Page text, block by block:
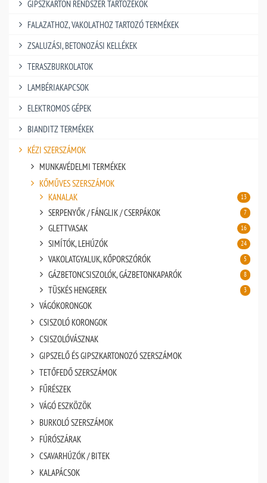
GIPSZKARTON RENDSZER TARTOZÉKOK
FALAZATHOZ, VAKOLATHOZ TARTOZÓ TERMÉKEK
ZSALUZÁSI, BETONOZÁSI KELLÉKEK
TERASZBURKOLATOK
LAMBÉRIAKAPCSOK
ELEKTROMOS GÉPEK
BIANDITZ TERMÉKEK
KÉZI SZERSZÁMOK
MUNKAVÉDELMI TERMÉKEK
KŐMŰVES SZERSZÁMOK
KANALAK
13
SERPENYŐK / FÁNGLIK / CSERPÁKOK 7
GLETTVASAK 16
SIMÍTÓK, LEHÚZÓK 24
VAKOLATGYALUK, KŐPORSZÓRÓK 5
GÁZBETONCSISZOLÓK, GÁZBETONKAPARÓK 8
TÜSKÉS HENGEREK 3
VÁGÓKORONGOK
CSISZOLÓ KORONGOK
CSISZOLÓVÁSZNAK
GIPSZELŐ ÉS GIPSZKARTONOZÓ SZERSZÁMOK
TETŐFEDŐ SZERSZÁMOK
FŰRÉSZEK
VÁGÓ ESZKÖZÖK
BURKOLÓ SZERSZÁMOK
FÚRÓSZÁRAK
CSAVARHÚZÓK / BITEK
KALAPÁCSOK